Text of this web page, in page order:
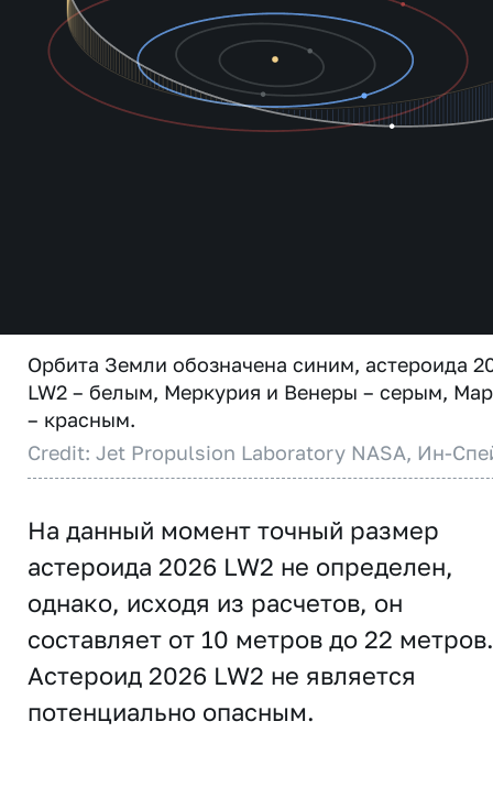
Орбита Земли обозначена синим, астероида
LW2 – белым, Меркурия и Венеры – серым,
– красным.
Credit: Jet Propulsion Laboratory NASA, Ин-
На данный момент точный размер
астероида 2026 LW2 не определен,
однако, исходя из расчетов, он
составляет от 10 метров до 22 метров.
Астероид 2026 LW2 не является
потенциально опасным.